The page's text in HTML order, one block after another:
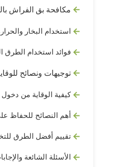
مكافحة بق الفراش
الأسئلة الشائعة